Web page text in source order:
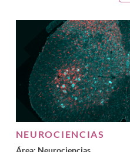
NEUROCIENCIAS
Área: Neurociencias